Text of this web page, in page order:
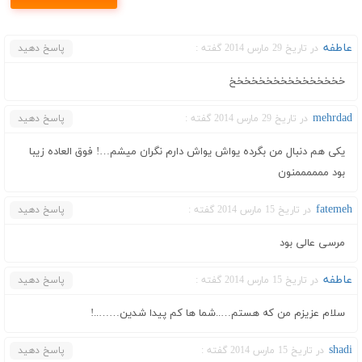
عاطفه در تاریخ 29 مارس 2014 گفته : پاسخ دهید
خخخخخخخخخخخخخخخخ
mehrdad در تاریخ 29 مارس 2014 گفته : پاسخ دهید
یکی هم دنبال من بگرده یواش یواش دارم نگران میشم…! فوق العاده زیبا
بود ممممممنون
fatemeh در تاریخ 15 مارس 2014 گفته : پاسخ دهید
مرسی عالی بود
عاطفه در تاریخ 15 مارس 2014 گفته : پاسخ دهید
سلام عزیزم من که هستم…..شما ها کم پیدا شدین……..!
shadi در تاریخ 15 مارس 2014 گفته : پاسخ دهید